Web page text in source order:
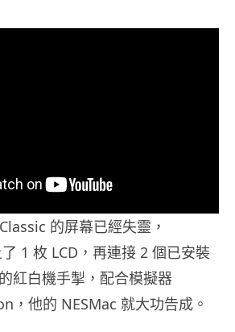
的屏幕已經失靈，
1 枚 LCD，再連接 2 個已安裝
紅白機手掣，配合模擬器
他的 NESMac 就大功告成。